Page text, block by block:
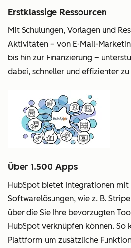
Erstklassige Ressourcen
Mit Schulungen, Vorlagen und
Aktivitäten – von E-Mail-
bis hin zur Finanzierung –
dabei, schneller und effizienter zu
Über 1.500 Apps
HubSpot bietet Integrationen mit
Softwarelösungen, wie z. B.
über die Sie Ihre bevorzugten
HubSpot verknüpfen können. So
Plattform um zusätzliche